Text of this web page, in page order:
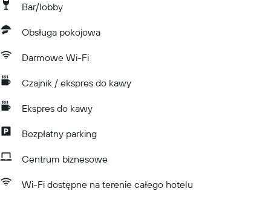
Bar/lobby
Obsługa pokojowa
Darmowe Wi-Fi
Czajnik / ekspres do kawy
Ekspres do kawy
Bezpłatny parking
Centrum biznesowe
Wi-Fi dostępne na terenie całego hotelu